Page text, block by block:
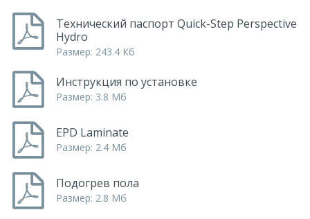
Технический паспорт Quick-Step Perspective
Hydro
Размер: 243.4 Кб
Инструкция по установке
Размер: 3.8 Мб
EPD Laminate
Размер: 2.4 Мб
Подогрев пола
Размер: 2.8 Мб